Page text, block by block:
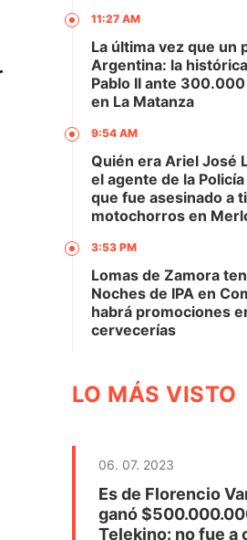
11:27 AM
La última vez que un
Argentina: la
Pablo II ante
en La Matanza
9:54 AM
Quién era Ariel José
el agente de la
que fue asesinado a
motochorros en
3:53 PM
Lomas de Zamora
Noches de IPA en
habrá promociones
cervecerías
LO MÁS VISTO
06. 07. 2023
Es de Florencio
ganó
Telekino: no fue a